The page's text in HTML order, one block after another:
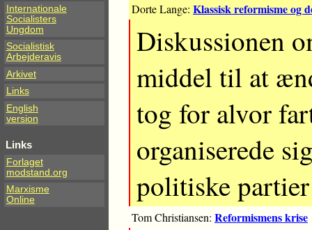
Internationale
Socialisters
Ungdom
Socialistisk
Arbejderavis
Arkivet
Links
English
version
Links
Forlaget
modstand.org
Marxisme
Online
Dorte Lange: Klassisk reformisme og
Diskussionen
middel til at
tog for alvor
organiserede
politiske
Tom Christiansen: Reformismens krise